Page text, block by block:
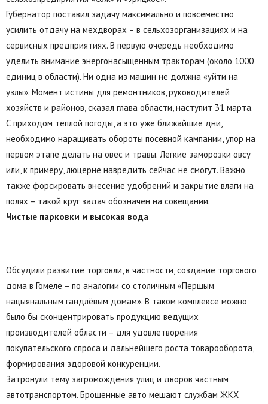
Губернатор поставил задачу максимально и повсеместно
усилить отдачу на мехдворах – в сельхозорганизациях и на
сервисных предприятиях. В первую очередь необходимо
уделить внимание энергонасыщенным тракторам (около 1000
единиц в области). Ни одна из машин не должна «уйти на
узлы». Момент истины для ремонтников, руководителей
хозяйств и районов, сказал глава области, наступит 31 марта.
С приходом теплой погоды, а это уже ближайшие дни,
необходимо наращивать обороты посевной кампании, упор на
первом этапе делать на овес и травы. Легкие заморозки овсу
или, к примеру, люцерне навредить сейчас не смогут. Важно
также форсировать внесение удобрений и закрытие влаги на
полях – такой круг задач обозначен на совещании.
Чистые парковки и высокая вода
Обсудили развитие торговли, в частности, создание торгового
дома в Гомеле – по аналогии со столичным «Першым
нацыянальным гандлёвым домам». В таком комплексе можно
было бы сконцентрировать продукцию ведущих
производителей области – для удовлетворения
покупательского спроса и дальнейшего роста товарооборота,
формирования здоровой конкуренции.
Затронули тему загромождения улиц и дворов частным
автотранспортом. Брошенные авто мешают службам ЖКХ